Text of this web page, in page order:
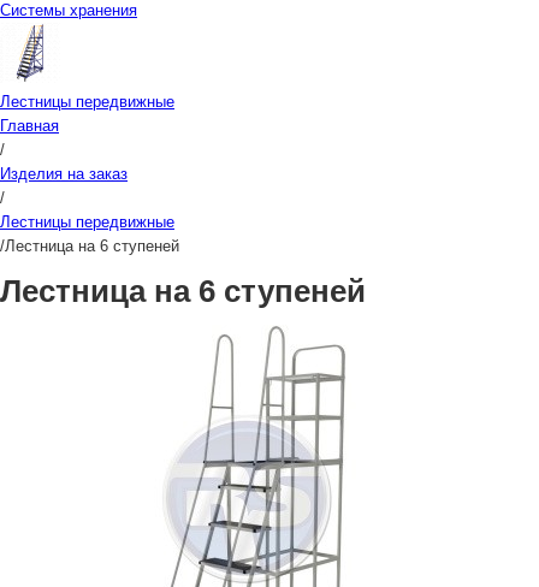
Системы хранения
Лестницы передвижные
Главная
/
Изделия на заказ
/
Лестницы передвижные
/Лестница на 6 ступеней
Лестница на 6 ступеней